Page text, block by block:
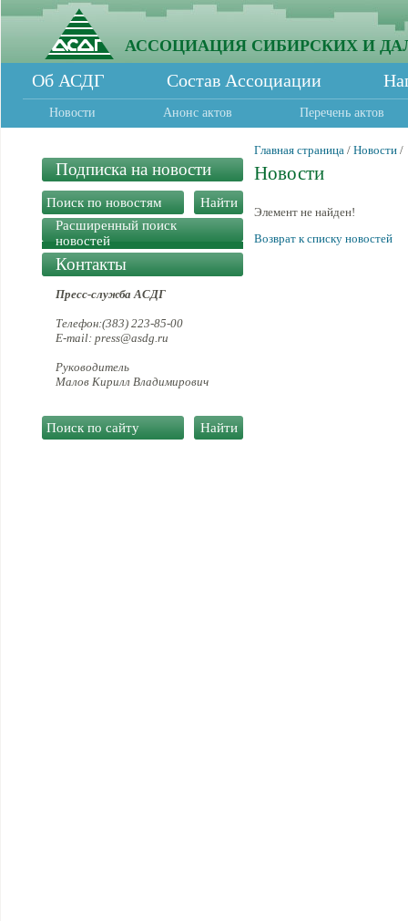
АССОЦИАЦИЯ СИБИРСКИХ И
Об АСДГ Состав Ассоциации
Новости Анонс актов Перечень актов
Подписка на новости
Расширенный поиск
новостей
Контакты
Пресс-служба АСДГ
Телефон:(383) 223-85-00
E-mail: press@asdg.ru
Руководитель
Малов Кирилл Владимирович
Главная страница / Новости /
Новости
Элемент не найден!
Возврат к списку новостей